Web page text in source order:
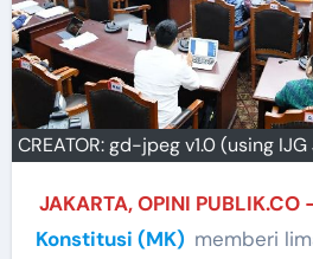
CREATOR: gd-jpeg v1.0 (using
JAKARTA, OPINI PUBLIK.CO
Konstitusi (MK) memberi